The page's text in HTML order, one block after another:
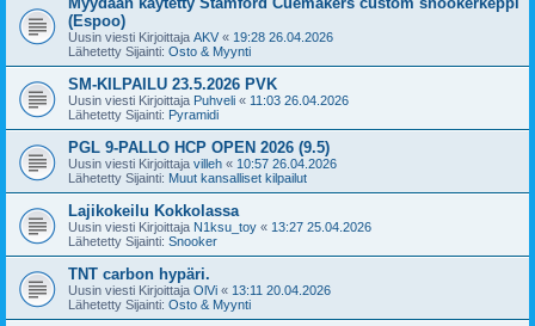
(Espoo)
Uusin viesti Kirjoittaja AKV « 19:28 26.04.2026
Lähetetty Sijainti: Osto & Myynti
SM-KILPAILU 23.5.2026 PVK
Uusin viesti Kirjoittaja Puhveli « 11:03 26.04.2026
Lähetetty Sijainti: Pyramidi
PGL 9-PALLO HCP OPEN 2026 (9.5)
Uusin viesti Kirjoittaja villeh « 10:57 26.04.2026
Lähetetty Sijainti: Muut kansalliset kilpailut
Lajikokeilu Kokkolassa
Uusin viesti Kirjoittaja N1ksu_toy « 13:27 25.04.2026
Lähetetty Sijainti: Snooker
TNT carbon hypäri.
Uusin viesti Kirjoittaja OlVi « 13:11 20.04.2026
Lähetetty Sijainti: Osto & Myynti